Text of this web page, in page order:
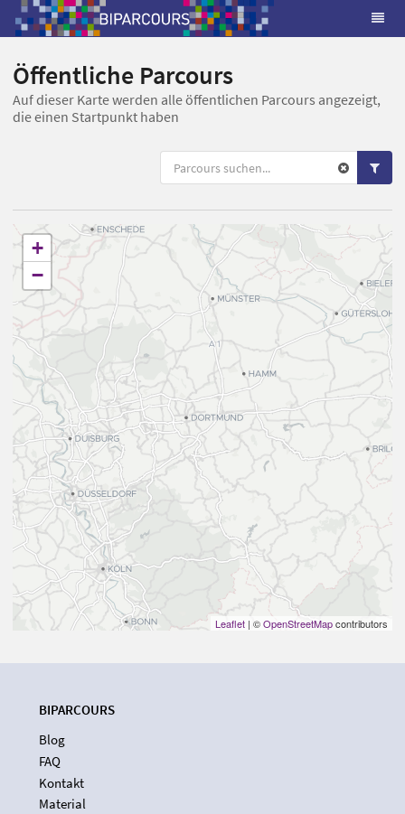
Öffentliche Parcours
Auf dieser Karte werden alle öffentlichen Parcours angezeigt,
die einen Startpunkt haben
+
−
Leaflet | ©OpenStreetMapcontributors
BIPARCOURS
Blog
FAQ
Kontakt
Material